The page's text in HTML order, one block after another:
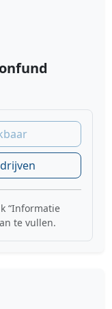
“Informatie
te vullen.